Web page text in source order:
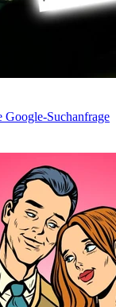
Google-Suchanfrage